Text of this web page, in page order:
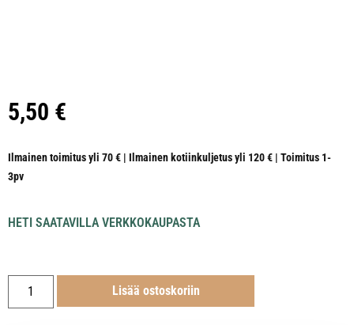
5,50 €
Ilmainen toimitus yli 70 € | Ilmainen kotiinkuljetus yli 120 € | Toimitus 1-
3pv
HETI SAATAVILLA VERKKOKAUPASTA
Lisää ostoskoriin